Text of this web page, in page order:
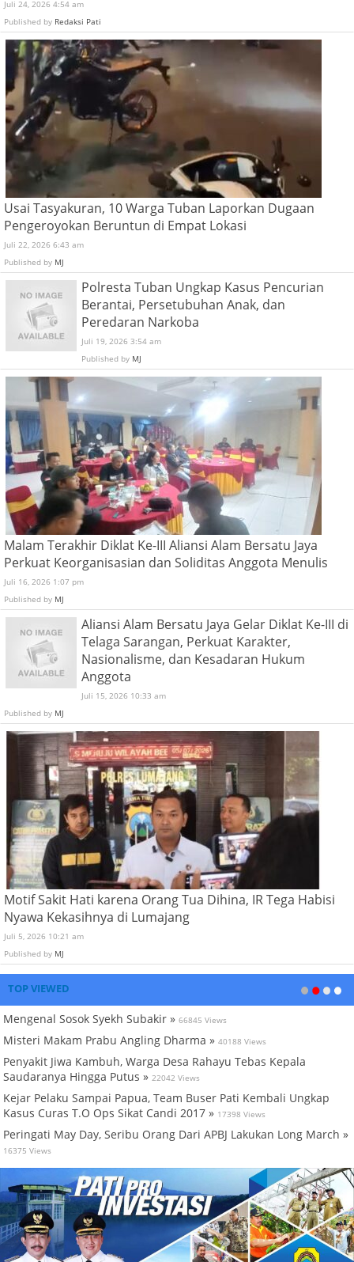
Juli 24, 2026 4:54 am
Published by Redaksi Pati
Usai Tasyakuran, 10 Warga Tuban Laporkan Dugaan
Pengeroyokan Beruntun di Empat Lokasi
Juli 22, 2026 6:43 am
Published by MJ
Polresta Tuban Ungkap Kasus Pencurian
Berantai, Persetubuhan Anak, dan
Peredaran Narkoba
Juli 19, 2026 3:54 am
Published by MJ
Malam Terakhir Diklat Ke-III Aliansi Alam Bersatu Jaya
Perkuat Keorganisasian dan Soliditas Anggota Menulis
Juli 16, 2026 1:07 pm
Published by MJ
Aliansi Alam Bersatu Jaya Gelar Diklat Ke-III di
Telaga Sarangan, Perkuat Karakter,
Nasionalisme, dan Kesadaran Hukum
Anggota
Juli 15, 2026 10:33 am
Published by MJ
Motif Sakit Hati karena Orang Tua Dihina, IR Tega Habisi
Nyawa Kekasihnya di Lumajang
Juli 5, 2026 10:21 am
Published by MJ
TOP VIEWED
Mengenal Sosok Syekh Subakir » 66845 Views
Misteri Makam Prabu Angling Dharma » 40188 Views
Penyakit Jiwa Kambuh, Warga Desa Rahayu Tebas Kepala
Saudaranya Hingga Putus » 22042 Views
Kejar Pelaku Sampai Papua, Team Buser Pati Kembali Ungkap
Kasus Curas T.O Ops Sikat Candi 2017 » 17398 Views
Peringati May Day, Seribu Orang Dari APBJ Lakukan Long March »
16375 Views